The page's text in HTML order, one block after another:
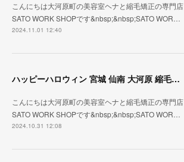
こんにちは大河原町の美容室ヘナと縮毛矯正の専門店
SATO WORK SHOPです&nbsp;&nbsp;SATO WOR…
2024.11.01 12:40
ハッピーハロウィン 宮城 仙南 大河原 縮毛矯正 髪質改善 ヘナ 美容室 SATO WORK SHOP
こんにちは大河原町の美容室ヘナと縮毛矯正の専門店
SATO WORK SHOPです&nbsp;&nbsp;SATO WOR…
2024.10.31 12:08